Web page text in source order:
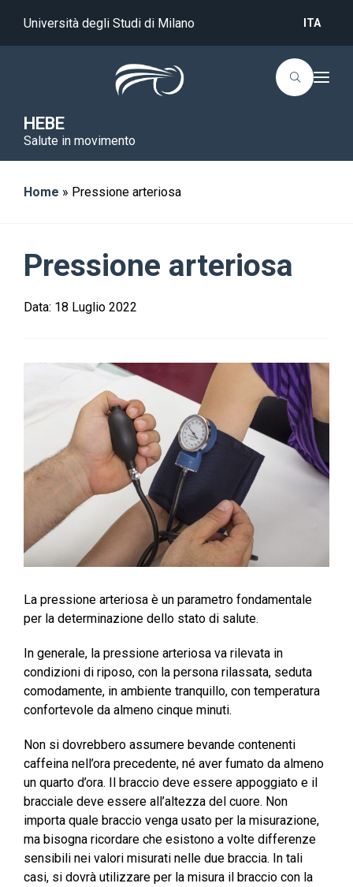
Università degli Studi di Milano ITA
HEBE
Salute in movimento
T
Home » Pressione arteriosa
Pressione arteriosa
Data: 18 Luglio 2022
La pressione arteriosa è un parametro fondamentale
per la determinazione dello stato di salute.
In generale, la pressione arteriosa va rilevata in
condizioni di riposo, con la persona rilassata, seduta
comodamente, in ambiente tranquillo, con temperatura
confortevole da almeno cinque minuti.
Non si dovrebbero assumere bevande contenenti
caffeina nell’ora precedente, né aver fumato da almeno
un quarto d’ora. Il braccio deve essere appoggiato e il
bracciale deve essere all’altezza del cuore. Non
importa quale braccio venga usato per la misurazione,
ma bisogna ricordare che esistono a volte differenze
sensibili nei valori misurati nelle due braccia. In tali
casi, si dovrà utilizzare per la misura il braccio con la